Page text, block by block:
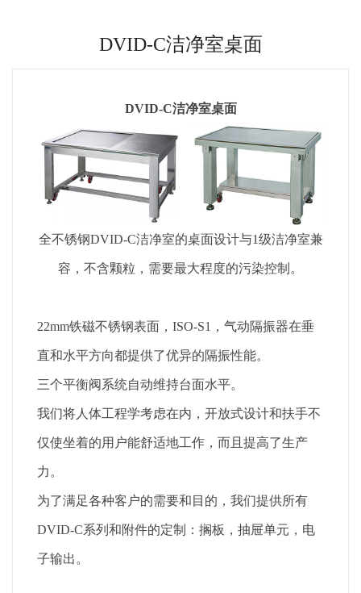
DVID-C洁净室桌面
DVID-C洁净室桌面
全不锈钢DVID-C洁净室的桌面设计与1级洁净室兼
容，不含颗粒，需要最大程度的污染控制。
22mm铁磁不锈钢表面，ISO-S1，气动隔振器在垂
直和水平方向都提供了优异的隔振性能。
三个平衡阀系统自动维持台面水平。
我们将人体工程学考虑在内，开放式设计和扶手不
仅使坐着的用户能舒适地工作，而且提高了生产
力。
为了满足各种客户的需要和目的，我们提供所有
DVID-C系列和附件的定制：搁板，抽屉单元，电
子输出。